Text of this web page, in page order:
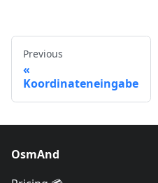
Previous
Koordinateneingabe
OsmAnd